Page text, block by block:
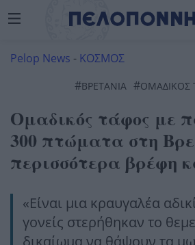
Pelop News - ΚΟΣΜΟΣ
#ΒΡΕΤΑΝΊΑ #ΟΜΑΔΙΚΌΣ
Ομαδικός τάφος με
300 πτώματα στη
περισσότερα βρέφη
«Είναι μια κραυγαλέα
γονείς στερήθηκαν το
δικαίωμα να θάψουν τα